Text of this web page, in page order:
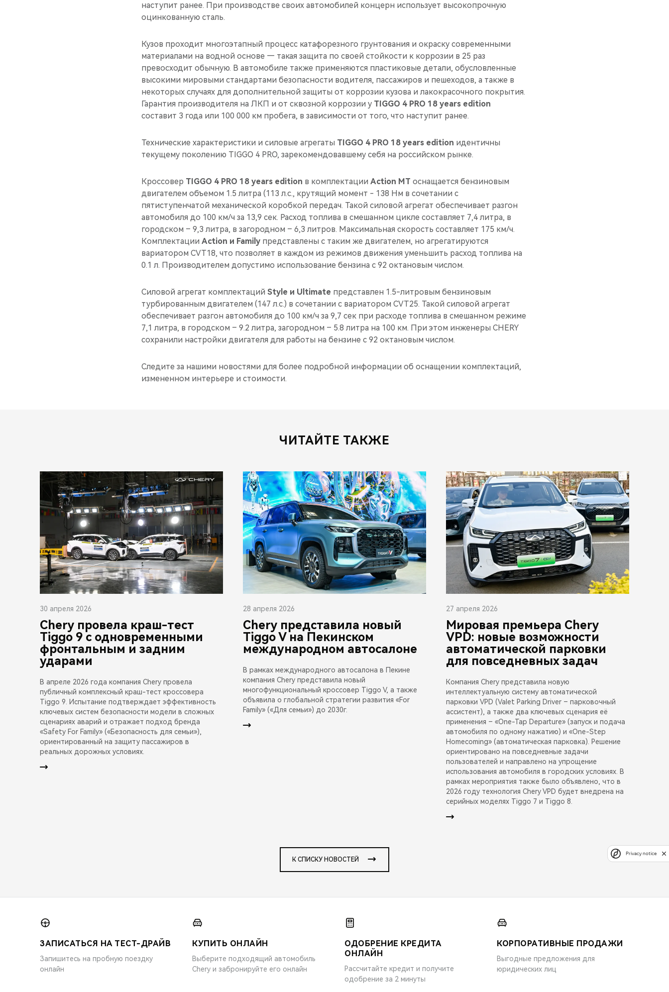
наступит ранее. При производстве своих автомобилей концерн использует высокопрочную
оцинкованную сталь.
Кузов проходит многоэтапный процесс катафорезного грунтования и окраску современными
материалами на водной основе — такая защита по своей стойкости к коррозии в 25 раз
превосходит обычную. В автомобиле также применяются пластиковые детали, обусловленные
высокими мировыми стандартами безопасности водителя, пассажиров и пешеходов, а также в
некоторых случаях для дополнительной защиты от коррозии кузова и лакокрасочного покрытия.
Гарантия производителя на ЛКП и от сквозной коррозии у TIGGO 4 PRO 18 years edition
составит 3 года или 100 000 км пробега, в зависимости от того, что наступит ранее.
Технические характеристики и силовые агрегаты TIGGO 4 PRO 18 years edition идентичны
текущему поколению TIGGO 4 PRO, зарекомендовавшему себя на российском рынке.
Кроссовер TIGGO 4 PRO 18 years edition в комплектации Action MT оснащается бензиновым
двигателем объемом 1.5 литра (113 л.c., крутящий момент - 138 Нм в сочетании с
пятиступенчатой механической коробкой передач. Такой силовой агрегат обеспечивает разгон
автомобиля до 100 км/ч за 13,9 сек. Расход топлива в смешанном цикле составляет 7,4 литра, в
городском – 9,3 литра, в загородном – 6,3 литров. Максимальная скорость составляет 175 км/ч.
Комплектации Action и Family представлены с таким же двигателем, но агрегатируются
вариатором CVT18, что позволяет в каждом из режимов движения уменьшить расход топлива на
0.1 л. Производителем допустимо использование бензина с 92 октановым числом.
Силовой агрегат комплектаций Style и Ultimate представлен 1.5-литровым бензиновым
турбированным двигателем (147 л.с.) в сочетании с вариатором CVT25. Такой силовой агрегат
обеспечивает разгон автомобиля до 100 км/ч за 9,7 сек при расходе топлива в смешанном режиме
7,1 литра, в городском – 9.2 литра, загородном – 5.8 литра на 100 км. При этом инженеры CHERY
сохранили настройки двигателя для работы на бензине с 92 октановым числом.
Следите за нашими новостями для более подробной информации об оснащении комплектаций,
измененном интерьере и стоимости.
ЧИТАЙТЕ ТАКЖЕ
30 апреля 2026
Chery провела краш-тест
Tiggo 9 с одновременными
фронтальным и задним
ударами
В апреле 2026 года компания Chery провела
публичный комплексный краш-тест кроссовера
Tiggo 9. Испытание подтверждает эффективность
ключевых систем безопасности модели в сложных
сценариях аварий и отражает подход бренда
«Safety For Family» («Безопасность для семьи»),
ориентированный на защиту пассажиров в
реальных дорожных условиях.
28 апреля 2026
Chery представила новый
Tiggo V на Пекинском
международном автосалоне
В рамках международного автосалона в Пекине
компания Chery представила новый
многофункциональный кроссовер Tiggo V, а также
объявила о глобальной стратегии развития «For
Family» («Для семьи») до 2030г.
27 апреля 2026
Мировая премьера Chery
VPD: новые возможности
автоматической парковки
для повседневных задач
Компания Chery представила новую
интеллектуальную систему автоматической
парковки VPD (Valet Parking Driver – парковочный
ассистент), а также два ключевых сценария её
применения – «One-Tap Departure» (запуск и подача
автомобиля по одному нажатию) и «One-Step
Homecoming» (автоматическая парковка). Решение
ориентировано на повседневные задачи
пользователей и направлено на упрощение
использования автомобиля в городских условиях. В
рамках мероприятия также было объявлено, что в
2026 году технология Chery VPD будет внедрена на
серийных моделях Tiggo 7 и Tiggo 8.
К СПИСКУ НОВОСТЕЙ
ЗАПИСАТЬСЯ НА ТЕСТ-ДРАЙВ
Запишитесь на пробную поездку
онлайн
КУПИТЬ ОНЛАЙН
Выберите подходящий автомобиль
Chery и забронируйте его онлайн
ОДОБРЕНИЕ КРЕДИТА
ОНЛАЙН
Рассчитайте кредит и получите
одобрение за 2 минуты
КОРПОРАТИВНЫЕ ПРОДАЖИ
Выгодные предложения для
юридических лиц
Privacy notice